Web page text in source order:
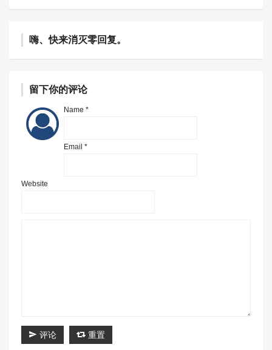
嗨、快来消灭零回复。
留下你的评论
Name *
Email *
Website
评论 重置